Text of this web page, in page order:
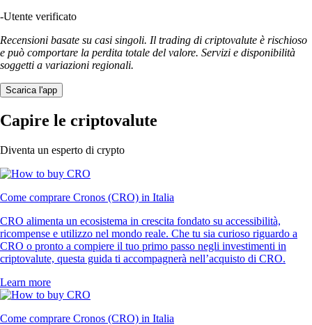
-Utente verificato
Recensioni basate su casi singoli. Il trading di criptovalute è rischioso
e può comportare la perdita totale del valore. Servizi e disponibilità
soggetti a variazioni regionali.
Scarica l'app
Capire le criptovalute
Diventa un esperto di crypto
Come comprare Cronos (CRO) in Italia
CRO alimenta un ecosistema in crescita fondato su accessibilità,
ricompense e utilizzo nel mondo reale. Che tu sia curioso riguardo a
CRO o pronto a compiere il tuo primo passo negli investimenti in
criptovalute, questa guida ti accompagnerà nell’acquisto di CRO.
Learn more
Come comprare Cronos (CRO) in Italia